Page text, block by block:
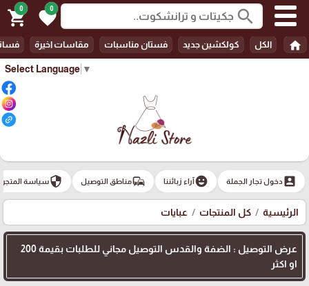
Select Language ▼
search
0
favorite
0
shopping_cart
home الكل كولكشين جديد فستان مناسبات مقاسات اخيرة
account_boxدخول تجار الجملة emoji_emotionsآراء زبائننا commuteمناطق التوصيل securityسياسة المتجر
الرئيسية كل المنتجات عبايات
عرض التوصيل : الضفة والقدس التوصيل مجاني للطلبات بقيمة 200
او اكثر